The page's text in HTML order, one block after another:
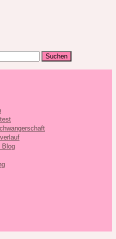
Blog